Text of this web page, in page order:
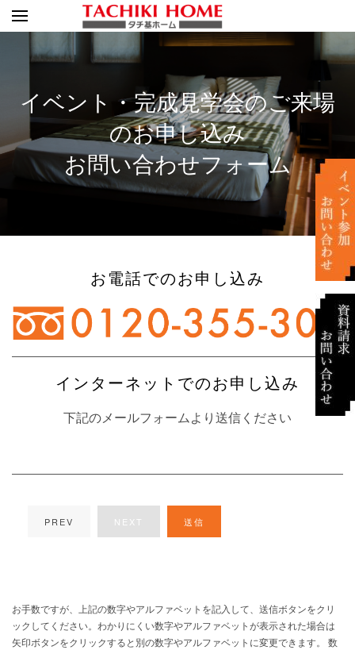
イベント・完成見学会のご来場
のお申し込み
お問い合わせフォーム
お電話でのお申し込み
インターネットでのお申し込み
下記のメールフォームより送信ください
PREV NEXT 送信
お手数ですが、上記の数字やアルファベットを記入して、送信ボタンをクリ
ックしてください。わかりにくい数字やアルファベットが表示された場合は
矢印ボタンをクリックすると別の数字やアルファベットに変更できます。 数